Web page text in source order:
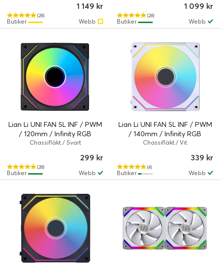
(28)
1 149 kr
Webb
Butiker
(28)
1 099 kr
Webb
Butiker
Lian Li UNI FAN SL INF / PWM
/ 120mm / Infinity RGB
Chassifläkt / Svart
(28)
299 kr
Webb
Butiker
Lian Li UNI FAN SL INF / PWM
/ 140mm / Infinity RGB
Chassifläkt / Vit
(4)
339 kr
Webb
Butiker